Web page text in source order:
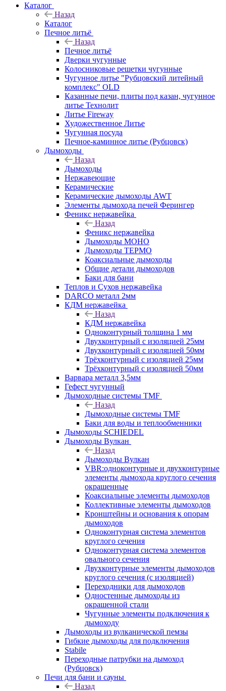
Каталог
Назад
Каталог
Печное литьё
Назад
Печное литьё
Дверки чугунные
Колосниковые решетки чугунные
Чугунное литье "Рубцовский литейный
комплекс" OLD
Казанные печи, плиты под казан, чугунное
литье Технолит
Литье Fireway
Художественное Литье
Чугунная посуда
Печное-каминное литье (Рубцовск)
Дымоходы
Назад
Дымоходы
Нержавеющие
Керамические
Керамические дымоходы AWT
Элементы дымохода печей Ферингер
Феникс нержавейка
Назад
Феникс нержавейка
Дымоходы МОНО
Дымоходы ТЕРМО
Коаксиальные дымоходы
Общие детали дымоходов
Баки для бани
Теплов и Сухов нержавейка
DARCO металл 2мм
КДМ нержавейка
Назад
КДМ нержавейка
Одноконтурный толщина 1 мм
Двухконтурный с изоляцией 25мм
Двухконтурный с изоляцией 50мм
Трёхконтурный с изоляцией 25мм
Трёхконтурный с изоляцией 50мм
Варвара металл 3,5мм
Гефест чугунный
Дымоходные системы TMF
Назад
Дымоходные системы TMF
Баки для воды и теплообменники
Дымоходы SCHIEDEL
Дымоходы Вулкан
Назад
Дымоходы Вулкан
VBR:одноконтурные и двухконтурные
элементы дымохода круглого сечения
окрашенные
Коаксиальные элементы дымоходов
Коллективные элементы дымоходов
Кронштейны и основания к опорам
дымоходов
Одноконтурная система элементов
круглого сечения
Одноконтурная система элементов
овального сечения
Двухконтурные элементы дымоходов
круглого сечения (с изоляцией)
Переходники для дымоходов
Одностенные дымоходы из
окрашенной стали
Чугунные элементы подключения к
дымоходу
Дымоходы из вулканической пемзы
Гибкие дымоходы для подключения
Stabile
Переходные патрубки на дымоход
(Рубцовск)
Печи для бани и сауны
Назад